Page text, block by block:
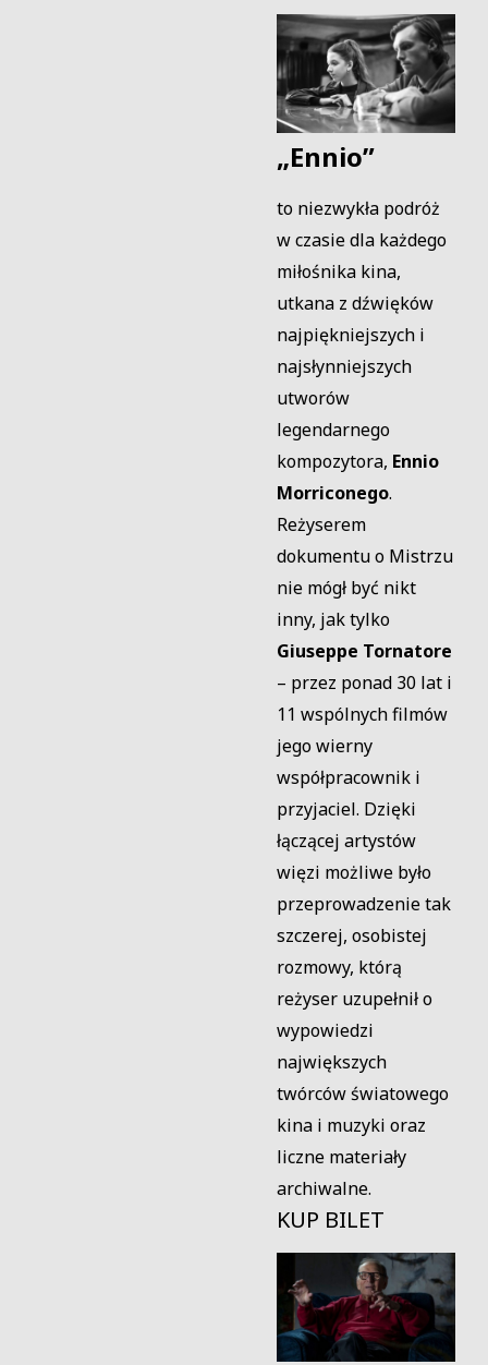
„Ennio”
to niezwykła podróż
w czasie dla każdego
miłośnika kina,
utkana z dźwięków
najpiękniejszych i
najsłynniejszych
utworów
legendarnego
kompozytora, Ennio
Morriconego.
Reżyserem
dokumentu o Mistrzu
nie mógł być nikt
inny, jak tylko
Giuseppe Tornatore
– przez ponad 30 lat i
11 wspólnych filmów
jego wierny
współpracownik i
przyjaciel. Dzięki
łączącej artystów
więzi możliwe było
przeprowadzenie tak
szczerej, osobistej
rozmowy, którą
reżyser uzupełnił o
wypowiedzi
największych
twórców światowego
kina i muzyki oraz
liczne materiały
archiwalne.
KUP BILET